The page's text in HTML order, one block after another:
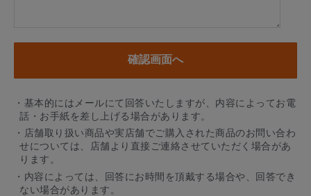
・基本的にはメールにて回答いたしますが、内容によってお電
話・お手紙を差し上げる場合があります。
・店舗取り扱い商品や実店舗でご購入された商品のお問い合わ
せについては、店舗より直接ご連絡させていただく場合があ
ります。
・内容によっては、回答にお時間を頂戴する場合や、回答でき
ない場合があります。